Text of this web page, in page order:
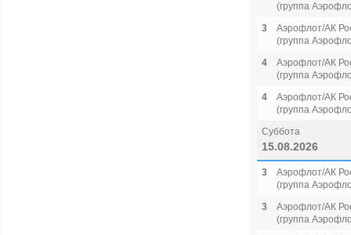
(группа
3
Аэрофлот/АК
(группа
4
Аэрофлот/АК
(группа
4
Аэрофлот/АК
(группа
Суббота
15.08.2026
3
Аэрофлот/АК
(группа
3
Аэрофлот/АК
(группа